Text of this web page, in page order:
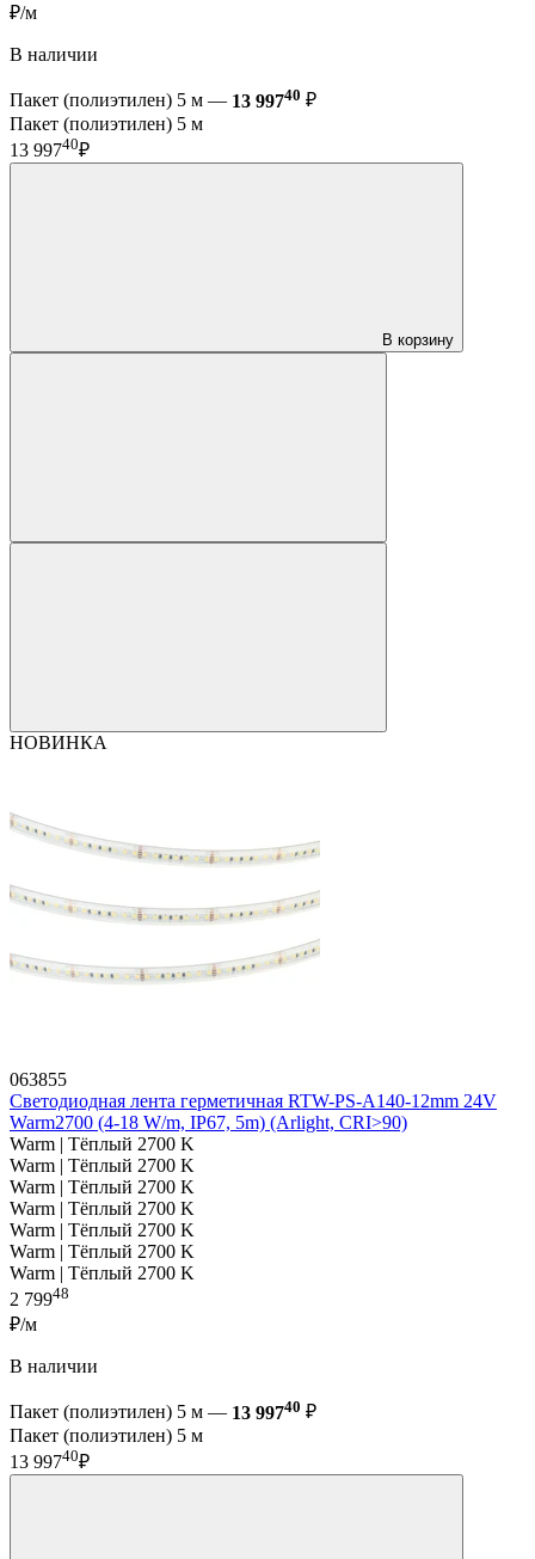
₽/м
В наличии
Пакет (полиэтилен) 5 м — 13 99740 ₽
Пакет (полиэтилен) 5 м
13 99740₽
В корзину
НОВИНКА
063855
Светодиодная лента герметичная RTW-PS-A140-12mm 24V
Warm2700 (4-18 W/m, IP67, 5m) (Arlight, CRI>90)
Warm | Тёплый 2700 K
Warm | Тёплый 2700 K
Warm | Тёплый 2700 K
Warm | Тёплый 2700 K
Warm | Тёплый 2700 K
Warm | Тёплый 2700 K
Warm | Тёплый 2700 K
2 79948
₽/м
В наличии
Пакет (полиэтилен) 5 м — 13 99740 ₽
Пакет (полиэтилен) 5 м
13 99740₽